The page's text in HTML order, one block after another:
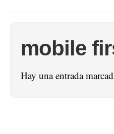
mobile
Hay una entrada